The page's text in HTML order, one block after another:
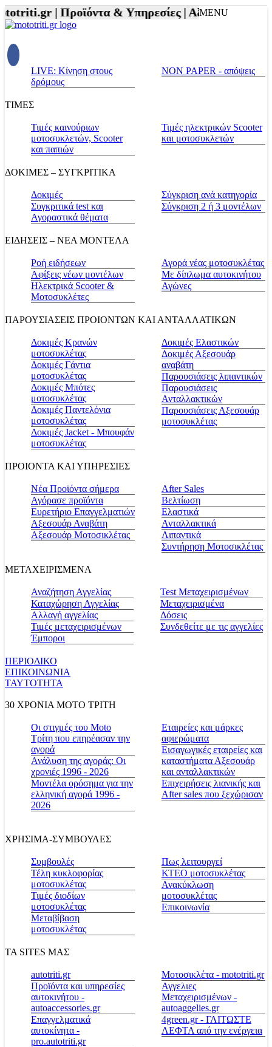
| Προϊόντα & Υπηρεσίες |Αξεσουάρ
MENU
LIVE: Κίνηση στους
δρόμους
NON PAPER - απόψεις
ΤΙΜΕΣ
Τιμές καινούριων
μοτοσυκλετών, Scooter
και παπιών
Τιμές ηλεκτρικών Scooter
και μοτοσυκλετών
ΔΟΚΙΜΕΣ – ΣΥΓΚΡΙΤΙΚΑ
Δοκιμές
Συγκριτικά test και
Αγοραστικά θέματα
Σύγκριση ανά κατηγορία
Σύγκριση 2 ή 3 μοντέλων
ΕΙΔΗΣΕΙΣ – ΝΕΑ ΜΟΝΤΕΛΑ
Ροή ειδήσεων
Αφίξεις νέων μοντέλων
Ηλεκτρικά Scooter &
Μοτοσυκλέτες
Αγορά νέας μοτοσυκλέτας
Με δίπλωμα αυτοκινήτου
Αγώνες
ΠΑΡΟΥΣΙΑΣΕΙΣ ΠΡΟΙΟΝΤΩΝ ΚΑΙ ΑΝΤΑΛΛΑΤΙΚΩΝ
Δοκιμές Κρανών
μοτοσυκλέτας
Δοκιμές Γάντια
μοτοσυκλέτας
Δοκιμές Μπότες
μοτοσυκλέτας
Δοκιμές Παντελόνια
μοτοσυκλέτας
Δοκιμές Jacket - Μπουφάν
μοτοσυκλέτας
Δοκιμές Ελαστικών
Δοκιμές Αξεσουάρ
αναβάτη
Παρουσιάσεις λιπαντικών
Παρουσιάσεις
Ανταλλακτικών
Παρουσιάσεις Αξεσουάρ
μοτοσυκλέτας
ΠΡΟΙΟΝΤΑ ΚΑΙ ΥΠΗΡΕΣΙΕΣ
Νέα Προϊόντα σήμερα
Αγόρασε προϊόντα
Ευρετήριο Επαγγελματιών
Αξεσουάρ Αναβάτη
Αξεσουάρ Μοτοσικλέτας
Αfter Sales
Βελτίωση
Ελαστικά
Ανταλλακτικά
Λιπαντικά
Συντήρηση Μοτοσικλέτας
ΜΕΤΑΧΕΙΡΙΣΜΕΝΑ
Αναζήτηση Αγγελίας
Καταχώρηση Αγγελίας
Αλλαγή αγγελίας
Τιμές μεταχειρισμένων
Έμποροι
Test Μεταχειρισμένων
Μεταχειρισμένα
Δόσεις
Συνδεθείτε με τις αγγελίες
ΠΕΡΙΟΔΙΚΟ
ΕΠΙΚΟΙΝΩΝΙΑ
ΤΑΥΤΟΤΗΤΑ
30 ΧΡΟΝΙΑ MOTO ΤΡΙΤΗ
Οι στιγμές του Moto
Τρίτη που επηρέασαν την
αγορά
Ανάλυση της αγοράς: Οι
χρονιές 1996 - 2026
Μοντέλα ορόσημα για την
ελληνική αγορά 1996 -
2026
Εταιρείες και μάρκες
αφιερώματα
Εισαγωγικές εταιρείες και
καταστήματα Αξεσουάρ
και ανταλλακτικών
Επιχειρήσεις λιανικής και
After sales που ξεχώρισαν
ΧΡΗΣΙΜΑ-ΣΥΜΒΟΥΛΕΣ
Συμβουλές
Τέλη κυκλοφορίας
μοτοσυκλέτας
Τιμές διοδίων
μοτοσυκλέτας
Μεταβίβαση
μοτοσυκλέτας
Πως λειτουργεί
ΚΤΕΟ μοτοσυκλέτας
Ανακύκλωση
μοτοσυκλέτας
Επικοινωνία
ΤΑ SITES ΜΑΣ
autotriti.gr
Προϊόντα και υπηρεσίες
αυτοκινήτου -
autoaccessories.gr
Επαγγελματικά
αυτοκίνητα -
pro.autotriti.gr
Μοτοσικλέτα - mototriti.gr
Αγγελιες
Μεταχειρισμένων -
autoaggelies.gr
4green.gr - ΓΛΙΤΩΣΤΕ
ΛΕΦΤΑ από την ενέργεια